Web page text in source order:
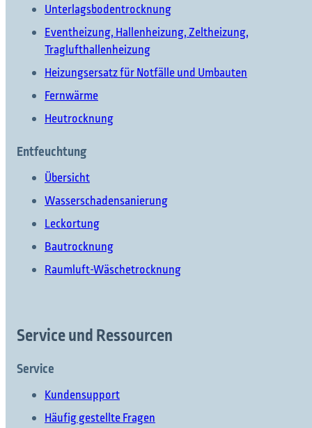
Was möchten Sie finden?
Unterlagsbodentrocknung
Eventheizung, Hallenheizung, Zeltheizung,
Traglufthallenheizung
Heizungsersatz für Notfälle und Umbauten
Fernwärme
Heutrocknung
Entfeuchtung
Übersicht
Wasserschadensanierung
Leckortung
Bautrocknung
Raumluft-Wäschetrocknung
Service und Ressourcen
Service
Kundensupport
Häufig gestellte Fragen